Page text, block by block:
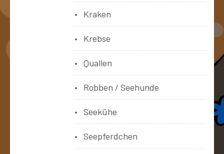
Kraken
Krebse
Quallen
Robben / Seehunde
Seekühe
Seepferdchen